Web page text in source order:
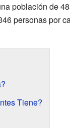
población de
personas por
Tiene?